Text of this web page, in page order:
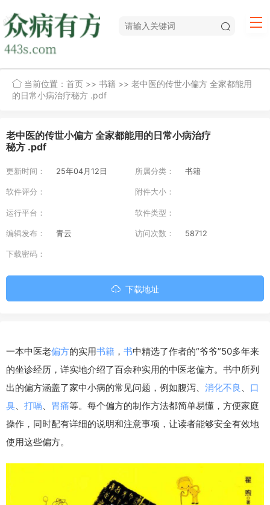
当前位置： 首页 >> 书籍 >> 老中医的传世小偏方 全家都能用
的日常小病治疗秘方 .pdf
老中医的传世小偏方 全家都能用的日常小病治疗
秘方 .pdf
更新时间： 25年04月12日 所属分类： 书籍
软件评分： 附件大小：
运行平台： 软件类型：
编辑发布： 青云 访问次数： 58712
下载密码：
下载地址
一本中医老偏方的实用书籍 ， 书中精选了作者的“爷爷”50多年来
的坐诊经历，详实地介绍了百余种实用的中医老偏方。书中所列
出的偏方涵盖了家中小病的常见问题，例如腹泻、 消化不良
口
臭
打嗝 胃痛等。每个偏方的制作方法都简单易懂，方便家庭
操作，同时配有详细的说明和注意事项，让读者能够安全有效地
使用这些偏方。